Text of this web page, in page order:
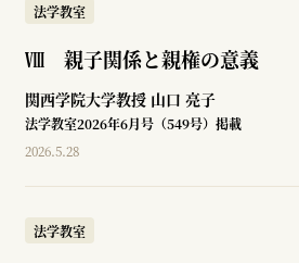
法学教室
Ⅷ 親子関係と親権の意義
関西学院大学教授 山口 亮子
法学教室2026年6月号（549号）掲載
2026.5.28
法学教室